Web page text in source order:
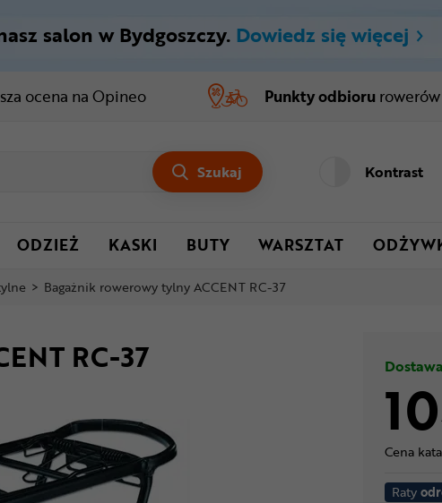
salon w Bydgoszczy. Dowiedz się więcej
ocena na Opineo Punkty odbioru rowerów
Szukaj Kontrast
ODZIEŻ KASKI BUTY WARSZTAT
> Bagażnik rowerowy tylny ACCENT RC-37
RC-37
Cena
Raty